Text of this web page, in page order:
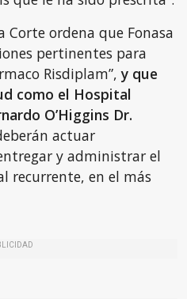
ordena que Fonasa
pertinentes para
Risdiplam”,y que
como el Hospital
O’Higgins Dr.
actuar
y administrar el
recurrente, en el más